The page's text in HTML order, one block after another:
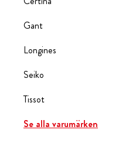
Gant
Longines
Seiko
Tissot
Se alla varumärken